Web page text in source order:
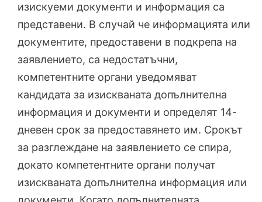
изискуеми документи и информация са
представени. В случай че информацията или
документите, предоставени в подкрепа на
заявлението, са недостатъчни,
компетентните органи уведомяват
кандидата за изискваната допълнителна
информация и документи и определят 14-
дневен срок за предоставянето им. Срокът
за разглеждане на заявлението се спира,
докато компетентните органи получат
изискваната допълнителна информация или